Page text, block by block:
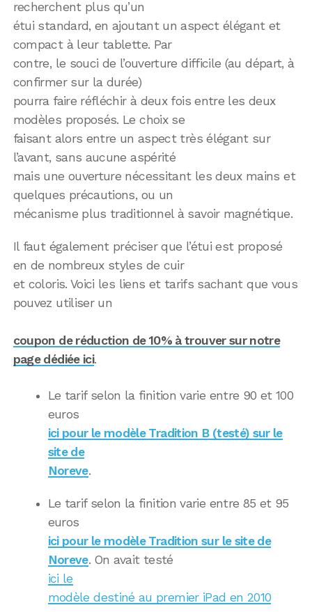
recherchent plus qu’un
étui standard, en ajoutant un aspect élégant et
compact à leur tablette. Par
contre, le souci de l’ouverture difficile (au départ, à
confirmer sur la durée)
pourra faire réfléchir à deux fois entre les deux
modèles proposés. Le choix se
faisant alors entre un aspect très élégant sur
l’avant, sans aucune aspérité
mais une ouverture nécessitant les deux mains et
quelques précautions, ou un
mécanisme plus traditionnel à savoir magnétique.
Il faut également préciser que l’étui est proposé
en de nombreux styles de cuir
et coloris. Voici les liens et tarifs sachant que vous
pouvez utiliser un
coupon de réduction de 10% à trouver sur notre
page dédiée ici.
Le tarif selon la finition varie entre 90 et 100
euros
ici pour le modèle Tradition B (testé) sur le
site de
Noreve.
Le tarif selon la finition varie entre 85 et 95
euros
ici pour le modèle Tradition sur le site de
Noreve. On avait testé
ici le
modèle destiné au premier iPad en 2010